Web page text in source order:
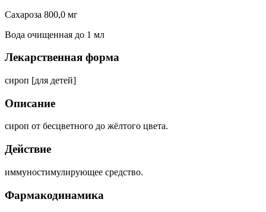
Сахароза 800,0 мг
Вода очищенная до 1 мл
Лекарственная форма
сироп [для детей]
Описание
сироп от бесцветного до жёлтого цвета.
Действие
иммуностимулирующее средство.
Фармакодинамика